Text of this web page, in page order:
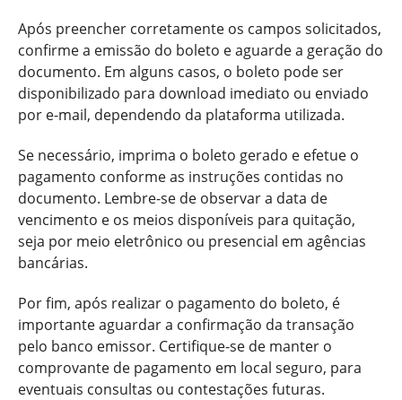
Após preencher corretamente os campos solicitados,
confirme a emissão do boleto e aguarde a geração do
documento. Em alguns casos, o boleto pode ser
disponibilizado para download imediato ou enviado
por e-mail, dependendo da plataforma utilizada.
Se necessário, imprima o boleto gerado e efetue o
pagamento conforme as instruções contidas no
documento. Lembre-se de observar a data de
vencimento e os meios disponíveis para quitação,
seja por meio eletrônico ou presencial em agências
bancárias.
Por fim, após realizar o pagamento do boleto, é
importante aguardar a confirmação da transação
pelo banco emissor. Certifique-se de manter o
comprovante de pagamento em local seguro, para
eventuais consultas ou contestações futuras.